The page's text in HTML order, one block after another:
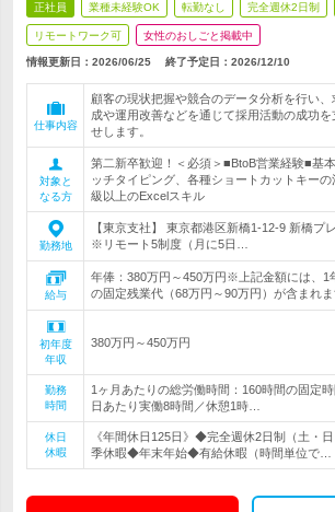
正社員 業種未経験OK 転勤なし 完全週休2日制
リモートワーク可 女性のおしごと掲載中
情報更新日：2026/06/25 終了予定日： 2026/12/10
仕事内容
顧客の現状把握や競合のデータ分析を行い
成や運用改善などを通じて採用活動の成功
せします。
対象と
なる方
第二新卒歓迎！＜必須＞■BtoB営業経験■基
ッチタイピング、各種ショートカットキー
級以上のExcelスキル
勤務地
【東京支社】 東京都港区新橋1-12-9 新橋プ
※リモート5制度（月に5日…
給与
年俸：380万円～450万円※上記金額には、1
の固定残業代（68万円～90万円）が含まれ
初年度
年収
380万円～450万円
勤務
時間
1ヶ月あたりの総労働時間：160時間の固定
日あたり実働8時間／休憩1時…
休日
休暇
《年間休日125日》◆完全週休2日制（土
季休暇◆年末年始◆有給休暇（時間単位で…